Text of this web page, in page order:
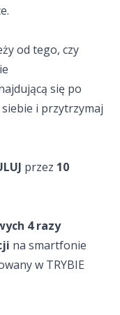
od tego, czy
się po
i przytrzymaj
przez 10
4 razy
na smartfonie
w TRYBIE